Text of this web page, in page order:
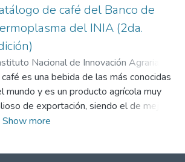
de café del Banco de
del INIA (2da.
Nacional de Innovación Agraria
, 2025-12-05)Carrera Rojo, Ronald
;Maraví Loyola, Jazmín Yurema;Abad
Yudi Gertrudis; Cornejo Herrera,
Manuel;Ramírez Peralta, José Antonio
es una bebida de las más conocidas
mundo y es un producto agrícola muy
de exportación, siendo el de mejor
el café Arábica, que representa
Show more